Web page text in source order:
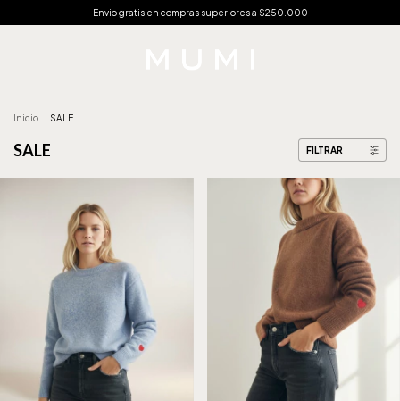
Envio gratis en compras superiores a $250.000
Inicio SALE
SALE FILTRAR